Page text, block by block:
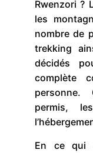
Rwenzori ?
les
nombre de
trekking
décidés
complète
permis,
En ce qui